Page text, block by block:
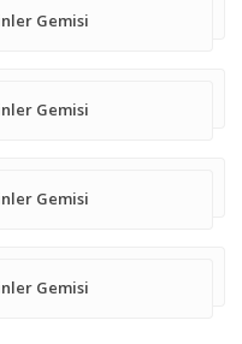
Gemisi
Gemisi
Gemisi
Gemisi